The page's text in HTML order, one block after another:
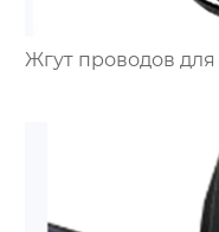
Жгут проводов